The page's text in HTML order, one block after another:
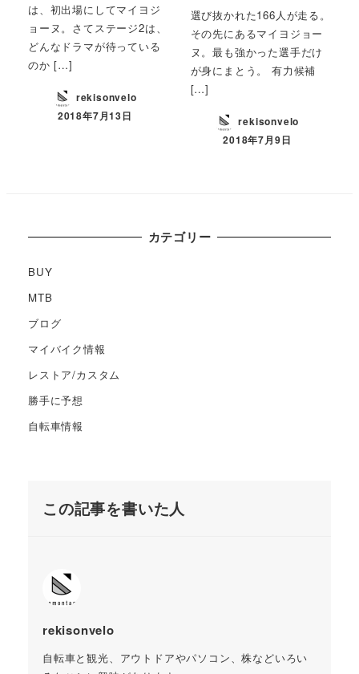
は、初出場にしてマイヨジ
ョーヌ。さてステージ2は、
どんなドラマが待っている
のか […]
rekisonvelo
2018年7月13日
選び抜かれた166人が走る。
その先にあるマイヨジョー
ヌ。最も強かった選手だけ
が身にまとう。 有力候補
[…]
rekisonvelo
2018年7月9日
カテゴリー
BUY
MTB
ブログ
マイバイク情報
レストア/カスタム
勝手に予想
自転車情報
この記事を書いた人
rekisonvelo
自転車と観光、アウトドアやパソコン、株などいろい